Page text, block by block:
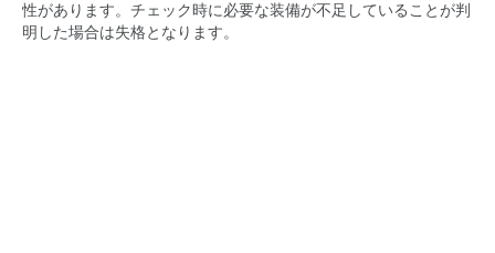
性があります。チェック時に必要な装備が不足していることが判
明した場合は失格となります。